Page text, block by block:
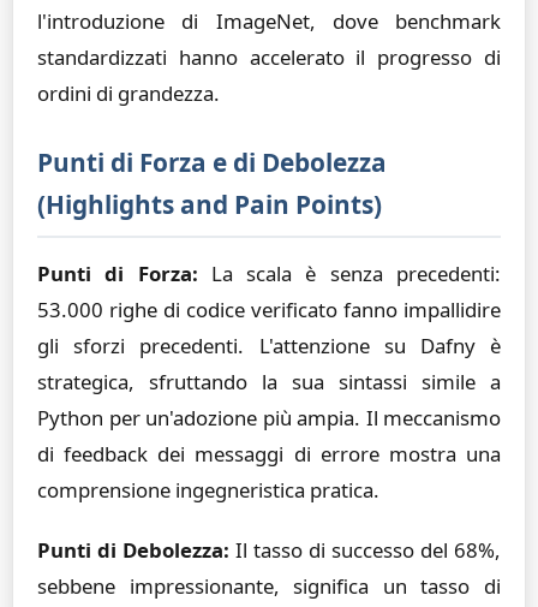
l'introduzione di ImageNet, dove benchmark
standardizzati hanno accelerato il progresso di
ordini di grandezza.
Punti di Forza e di Debolezza
(Highlights and Pain Points)
Punti di Forza: La scala è senza precedenti:
53.000 righe di codice verificato fanno impallidire
gli sforzi precedenti. L'attenzione su Dafny è
strategica, sfruttando la sua sintassi simile a
Python per un'adozione più ampia. Il meccanismo
di feedback dei messaggi di errore mostra una
comprensione ingegneristica pratica.
Punti di Debolezza: Il tasso di successo del 68%,
sebbene impressionante, significa un tasso di